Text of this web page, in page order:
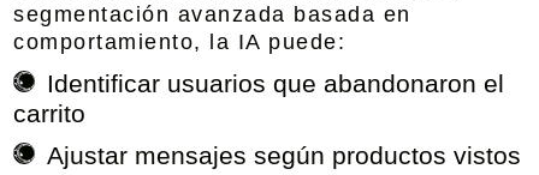
segmentación avanzada basada en
comportamiento, la IA puede:
Identificar usuarios que abandonaron el
carrito
Ajustar mensajes según productos vistos